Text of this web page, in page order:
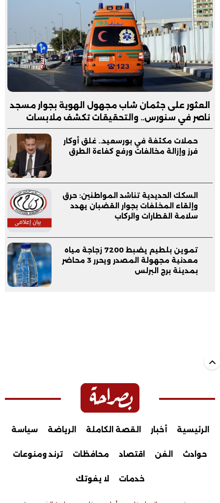
العثور على جثمان شاب مجهول الهوية بجوار مسجد
ناصر في سنورس.. والتحقيقات تكشف ملابسات
الواقعة
حملات مكثفة في بورسعيد.. غلق أوكار
فرز وإزالة مخالفات ورفع كفاءة الطرق
السكك الحديدية تناشد المواطنين: حرق
وإلقاء المخلفات بجوار القضبان يهدد
سلامة القطارات والركاب
تموين بلطيم يضبط 7200 زجاجة مياه
معدنية مجهولة المصدر ويحرر 3 محاضر
بمدينة برج البرلس
الرئيسية أخبار القصة الكاملة الرياضة سياسة
حوادث الفن اقتصاد محافظات ترند ومنوعات
خدمات لا يفوتك